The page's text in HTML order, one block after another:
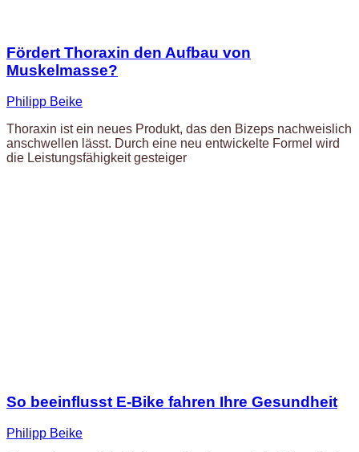
Fördert Thoraxin den Aufbau von
Muskelmasse?
Philipp Beike
Thoraxin ist ein neues Produkt, das den Bizeps nachweislich
anschwellen lässt. Durch eine neu entwickelte Formel wird
die Leistungsfähigkeit gesteiger
So beeinflusst E-Bike fahren Ihre Gesundheit
Philipp Beike